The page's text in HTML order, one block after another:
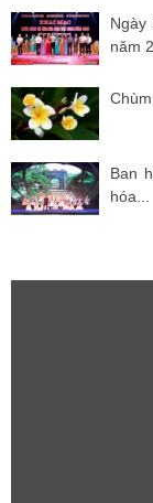
năm
Ban
hóa...